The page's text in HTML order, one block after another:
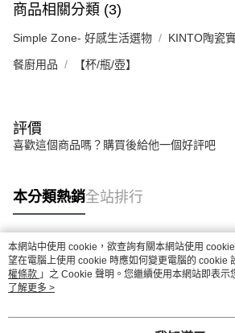
商品相關分類 (3)
Simple Zone- 好感生活選物 KINTO陶瓷
餐廚用品 【杯/瓶/壺】
評價
喜歡這個商品嗎？購買後給他一個好評吧
本分類熱銷全站排行
熱門標籤
本網站中使用 cookie，欲查詢有關本網站使用
望在電腦上使用 cookie 時應如何變更電腦的 cookie
權條款 」之 Cookie 聲明。您繼續使用本網站即表示
用條款之 Cookie 聲明使用 cookie。
了解更多 >